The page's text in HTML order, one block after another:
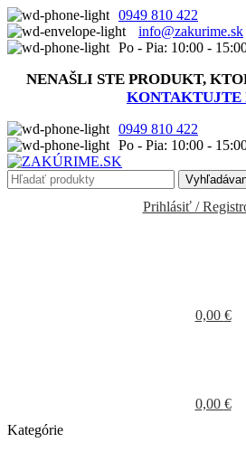
0949 810 422
info@zakurime.sk
Po - Pia: 10:00 -
NENAŠLI STE PRODUKT,
KONTAKTUJTE
0949 810 422
Po - Pia: 10:00 -
Prihlásiť /
0,00 €
0,00 €
Kategórie